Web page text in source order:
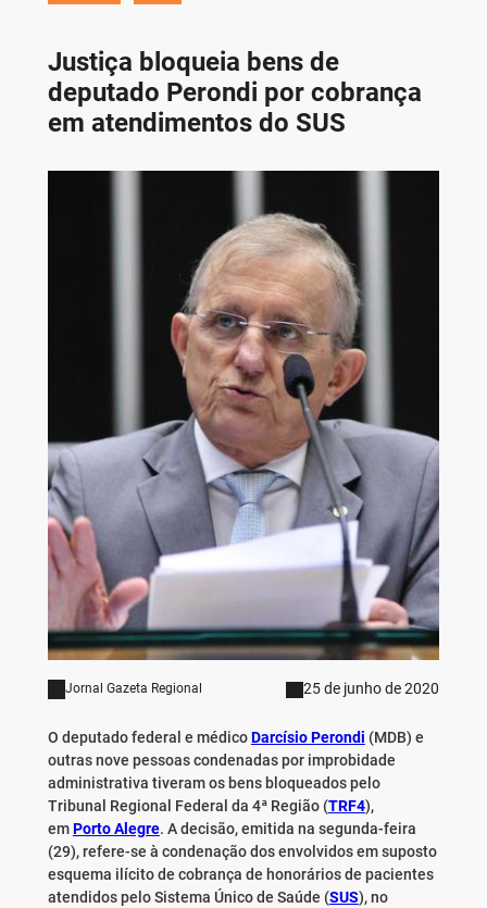
Justiça bloqueia bens de
deputado Perondi por cobrança
em atendimentos do SUS
Jornal Gazeta Regional 25 de junho de 2020
O deputado federal e médicoDarcísio Perondi (MDB) e
outras nove pessoas condenadas por improbidade
administrativa tiveram os bens bloqueados pelo
Tribunal Regional Federal da 4ª Região (TRF4),
emPorto Alegre. A decisão, emitida na segunda-feira
(29), refere-se à condenação dos envolvidos em suposto
esquema ilícito de cobrança de honorários de pacientes
atendidos pelo Sistema Único de Saúde (SUS), no